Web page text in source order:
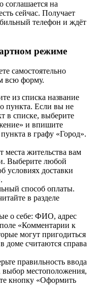
на
сейчас. Получает
телефон и ждёт
режиме
самостоятельно
всю форму.
из списка название
пункта. Если вы не
в списке, выберите
и впишите
в графу «Город».
места жительства вам
Выберите любой
условиях доставки
способ оплаты.
в разделе
о себе: ФИО, адрес
«Комментарии к
могут пригодиться
доме считаются справа
правильность ввода
местоположения,
кнопку «Оформить